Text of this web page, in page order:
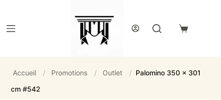
Panier
Accueil / Promotions / Outlet / Palomino 350 x 301
cm #542